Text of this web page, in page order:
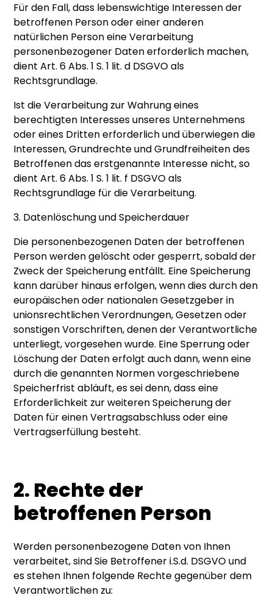
Für den Fall, dass lebenswichtige Interessen der
betroffenen Person oder einer anderen
natürlichen Person eine Verarbeitung
personenbezogener Daten erforderlich machen,
dient Art. 6 Abs. 1 S. 1 lit. d DSGVO als
Rechtsgrundlage.
Ist die Verarbeitung zur Wahrung eines
berechtigten Interesses unseres Unternehmens
oder eines Dritten erforderlich und überwiegen die
Interessen, Grundrechte und Grundfreiheiten des
Betroffenen das erstgenannte Interesse nicht, so
dient Art. 6 Abs. 1 S. 1 lit. f DSGVO als
Rechtsgrundlage für die Verarbeitung.
3. Datenlöschung und Speicherdauer
Die personenbezogenen Daten der betroffenen
Person werden gelöscht oder gesperrt, sobald der
Zweck der Speicherung entfällt. Eine Speicherung
kann darüber hinaus erfolgen, wenn dies durch den
europäischen oder nationalen Gesetzgeber in
unionsrechtlichen Verordnungen, Gesetzen oder
sonstigen Vorschriften, denen der Verantwortliche
unterliegt, vorgesehen wurde. Eine Sperrung oder
Löschung der Daten erfolgt auch dann, wenn eine
durch die genannten Normen vorgeschriebene
Speicherfrist abläuft, es sei denn, dass eine
Erforderlichkeit zur weiteren Speicherung der
Daten für einen Vertragsabschluss oder eine
Vertragserfüllung besteht.
2. Rechte der
betroffenen Person
Werden personenbezogene Daten von Ihnen
verarbeitet, sind Sie Betroffener i.S.d. DSGVO und
es stehen Ihnen folgende Rechte gegenüber dem
Verantwortlichen zu: